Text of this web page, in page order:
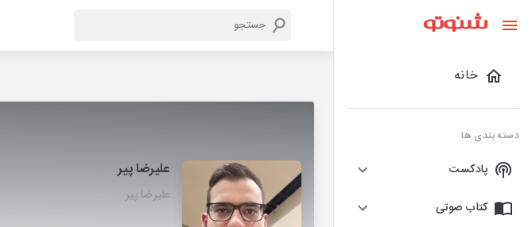
خانه
دسته بندی ها
پادکست
کتاب صوتی
علیرضا پیر
علیرضا پیر